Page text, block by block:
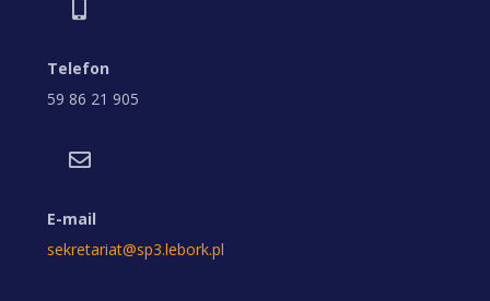
Telefon
59 86 21 905
E-mail
sekretariat@sp3.lebork.pl